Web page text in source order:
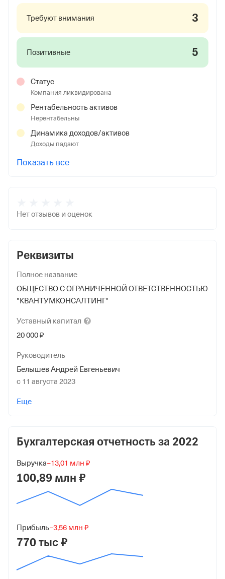
Реквизиты
Полное название
ОБЩЕСТВО С ОГРАНИЧЕННОЙ ОТВЕТСТВЕННОСТЬЮ
"КВАНТУМКОНСАЛТИНГ"
Уставный капитал
20 000 ₽
Руководитель
Белышев Андрей Евгеньевич
с 11 августа 2023
Белышев Андрей Евгеньевич
Форма
Дата регистрации
Краткое название
Юридический адрес
109240, г Москва, ул Гончарная, д 21
Еще
Бухгалтерская отчетность за 2022
Выручка−13,01 млн ₽
100,89 млн ₽
Прибыль−3,56 млн ₽
770 тыс ₽
Требуют внимания 3
Позитивные 5
Статус
Компания ликвидирована
Рентабельность активов
Нерентабельны
Динамика доходов/активов
Доходы падают
Показать все
Нет отзывов и оценок